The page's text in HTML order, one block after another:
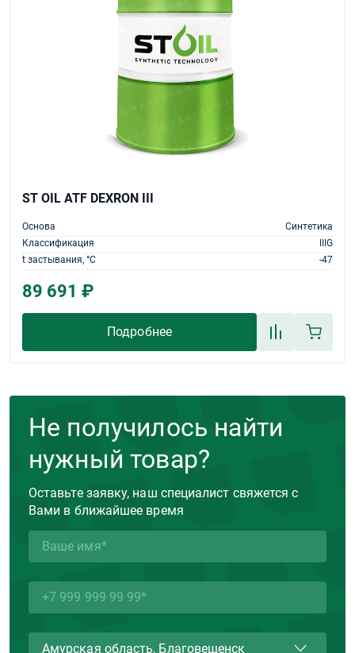
ST OIL ATF DEXRON III
Основа
Синтетика
Классификация
IIIG
t застывания, °С
-47
89 691 ₽
Подробнее
Не получилось найти
нужный товар?
Оставьте заявку, наш специалист свяжется с
Вами в ближайшее время